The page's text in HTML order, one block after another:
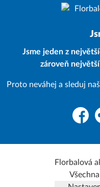
Jsme jeden z
zároveň
Proto neváhej a sleduj
Florbalová